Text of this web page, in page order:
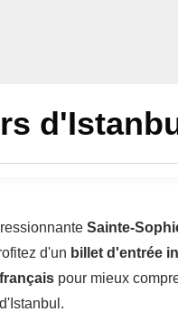
Sainte-
d'un billet d'entrée
pour mieux